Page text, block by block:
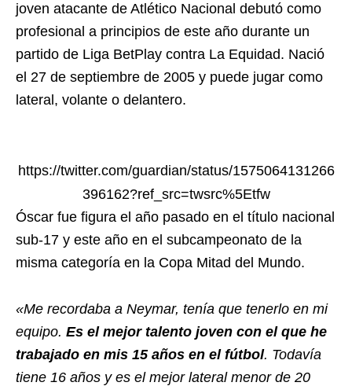
joven atacante de Atlético Nacional debutó como
profesional a principios de este año durante un
partido de Liga BetPlay contra La Equidad. Nació
el 27 de septiembre de 2005 y puede jugar como
lateral, volante o delantero.
https://twitter.com/guardian/status/1575064131266
396162?ref_src=twsrc%5Etfw
Óscar fue figura el año pasado en el título nacional
sub-17 y este año en el subcampeonato de la
misma categoría en la Copa Mitad del Mundo.
«Me recordaba a Neymar, tenía que tenerlo en mi
equipo. Es el mejor talento joven con el que he
trabajado en mis 15 años en el fútbol. Todavía
tiene 16 años y es el mejor lateral menor de 20